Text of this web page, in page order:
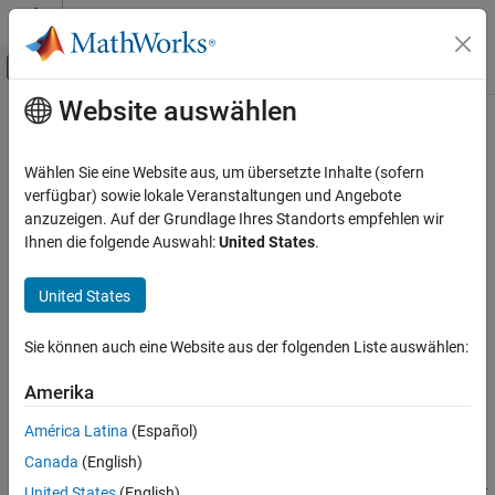
Weiter zum Inhalt
Umschaltung für Off-Canvas-
Startseite der Dokumentation
Parrot-Minidrohnen
Kategorie
Einrichtung und Konfiguration
Modellierung
Hauptinhalt
Modellsimulation auf Zielhardware
Ausführen eines Simulink®-Modells auf der Parrot®-Minidrohne
Erstellen Sie ein Simulink-Modell und führen Sie es in Echtzeit auf
Ihrer Parrot-Minidrohne aus. Interagieren Sie mithilfe von
Modell mit Ihrem Simulink Modell.
Themen
Understand the safety considerations before flying Parrot
minidrones.
Code Generation Simulink Template for Parrot Minidrone
Use the Code Generation Simulink template to create a model that
Website auswählen
Wählen Sie eine Website aus, um übersetzte Inhalte (sofern
verfügbar) sowie lokale Veranstaltungen und Angebote
anzuzeigen. Auf der Grundlage Ihres Standorts empfehlen wir
Ihnen die folgende Auswahl:United States.
United States
Sie können auch eine Website aus der folgenden Liste auswählen:
Amerika
América Latina (Español)
Canada (English)